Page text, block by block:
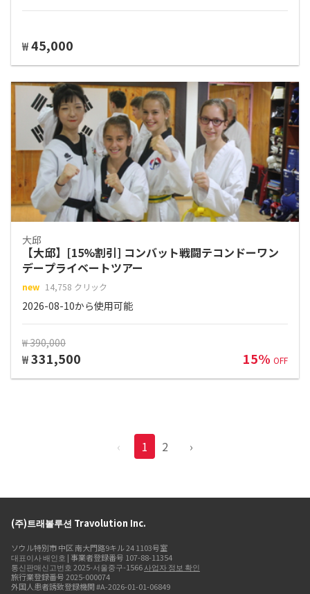
₩45,000
大邱
【大邱】[15%割引] コンバット戦闘テコンドーワン
デープライベートツアー
new 14,758 クリック
2026-08-10から使用可能
₩ 390,000
₩331,500 15% OFF
‹ 1 2 ›
(주)트래볼루션 Travolution Inc.
ソウル特別市 中区 南大門路9キル 24 1103号室
대표이사 배인호 | 事業者登録番号 107-88-11354
통신판매신고번호 2025-서울중구-1566사업자 정보 확인
旅行業登録番号 2025-000074
外国人患者誘致登録機関 #A-2026-01-01-06849